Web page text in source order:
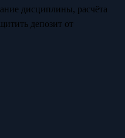
дисциплины, расчёта
депозит от